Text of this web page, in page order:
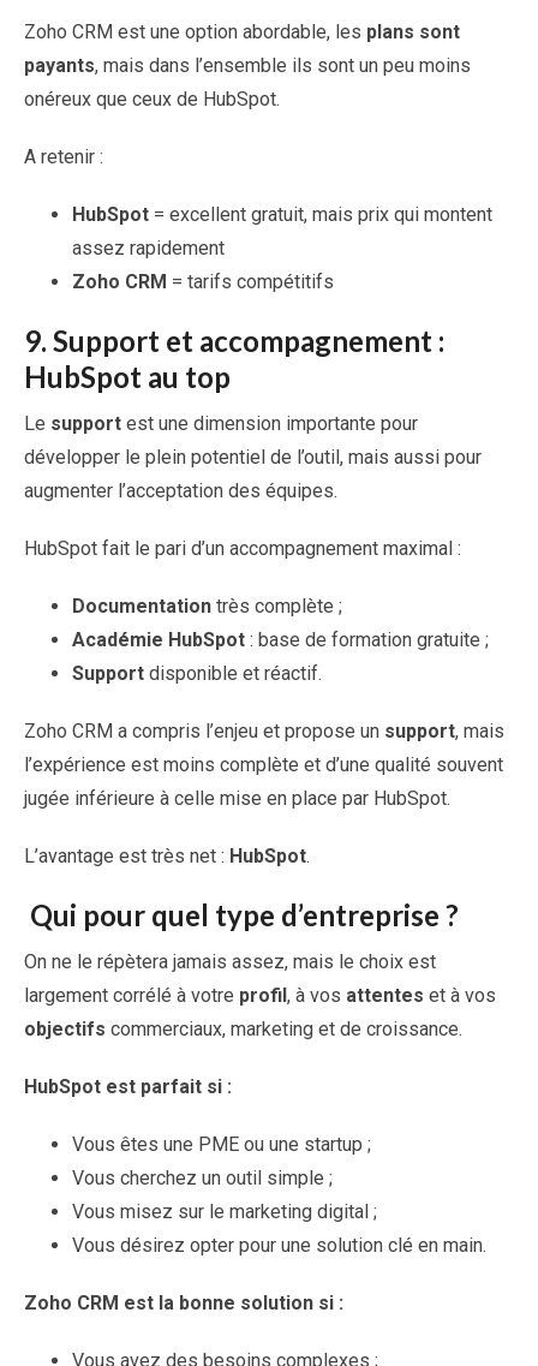
Zoho CRM est une option abordable, les plans sont
payants, mais dans l’ensemble ils sont un peu moins
onéreux que ceux de HubSpot.
A retenir :
HubSpot = excellent gratuit, mais prix qui montent
assez rapidement
Zoho CRM = tarifs compétitifs
9. Support et accompagnement :
HubSpot au top
Le support est une dimension importante pour
développer le plein potentiel de l’outil, mais aussi pour
augmenter l’acceptation des équipes.
HubSpot fait le pari d’un accompagnement maximal :
Documentation très complète ;
Académie HubSpot : base de formation gratuite ;
Support disponible et réactif.
Zoho CRM a compris l’enjeu et propose un support, mais
l’expérience est moins complète et d’une qualité souvent
jugée inférieure à celle mise en place par HubSpot.
L’avantage est très net : HubSpot.
Qui pour quel type d’entreprise ?
On ne le répètera jamais assez, mais le choix est
largement corrélé à votre profil, à vos attentes et à vos
objectifs commerciaux, marketing et de croissance.
HubSpot est parfait si :
Vous êtes une PME ou une startup ;
Vous cherchez un outil simple ;
Vous misez sur le marketing digital ;
Vous désirez opter pour une solution clé en main.
Zoho CRM est la bonne solution si :
Vous avez des besoins complexes ;